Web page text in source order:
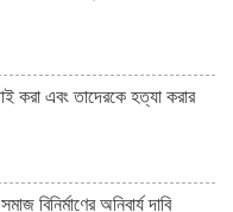
করা এবং তাদেরকে হত্যা করার
বিনির্মাণের অনিবার্য দাবি